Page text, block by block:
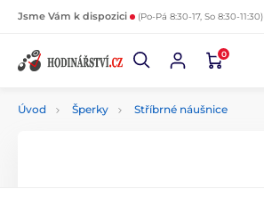
Jsme Vám k dispozici (Po-Pá 8:30-17, So 8:30-11:30)
0
Úvod Šperky Stříbrné náušnice